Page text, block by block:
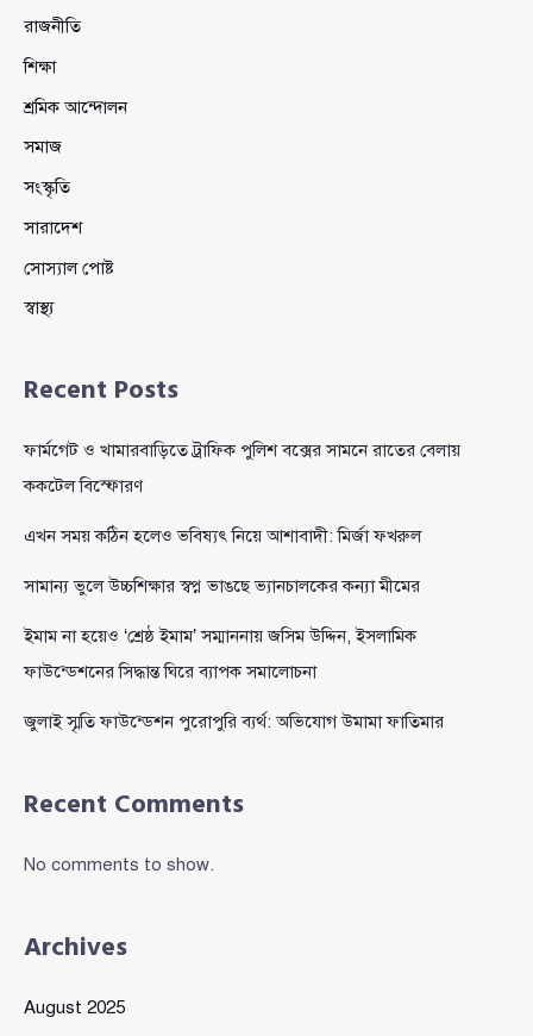
রাজনীতি
শিক্ষা
শ্রমিক আন্দোলন
সমাজ
সংস্কৃতি
সারাদেশ
সোস্যাল পোষ্ট
স্বাস্থ্য
Recent Posts
ফার্মগেট ও খামারবাড়িতে ট্রাফিক পুলিশ বক্সের সামনে রাতের বেলায়
ককটেল বিস্ফোরণ
এখন সময় কঠিন হলেও ভবিষ্যৎ নিয়ে আশাবাদী: মির্জা ফখরুল
সামান্য ভুলে উচ্চশিক্ষার স্বপ্ন ভাঙছে ভ্যানচালকের কন্যা মীমের
ইমাম না হয়েও ‘শ্রেষ্ঠ ইমাম’ সম্মাননায় জসিম উদ্দিন, ইসলামিক
ফাউন্ডেশনের সিদ্ধান্ত ঘিরে ব্যাপক সমালোচনা
জুলাই স্মৃতি ফাউন্ডেশন পুরোপুরি ব্যর্থ: অভিযোগ উমামা ফাতিমার
Recent Comments
No comments to show.
Archives
August 2025